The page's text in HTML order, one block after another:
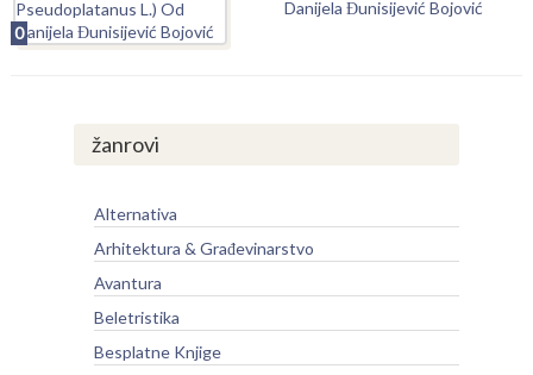
0
Danijela Đunisijević Bojović
žanrovi
Alternativa
Arhitektura & Građevinarstvo
Avantura
Beletristika
Besplatne Knjige